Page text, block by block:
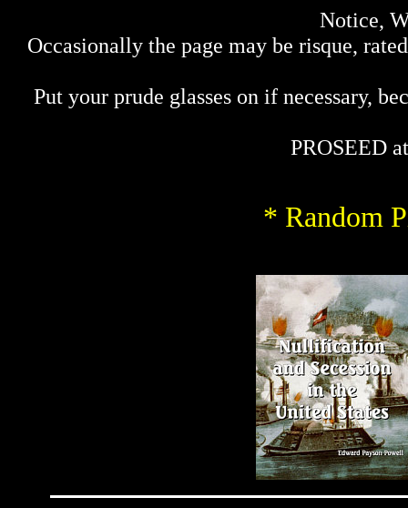
Notice,
Occasionally the page may be risque,
Put your prude glasses on if necessary,
PROSEED
* Random